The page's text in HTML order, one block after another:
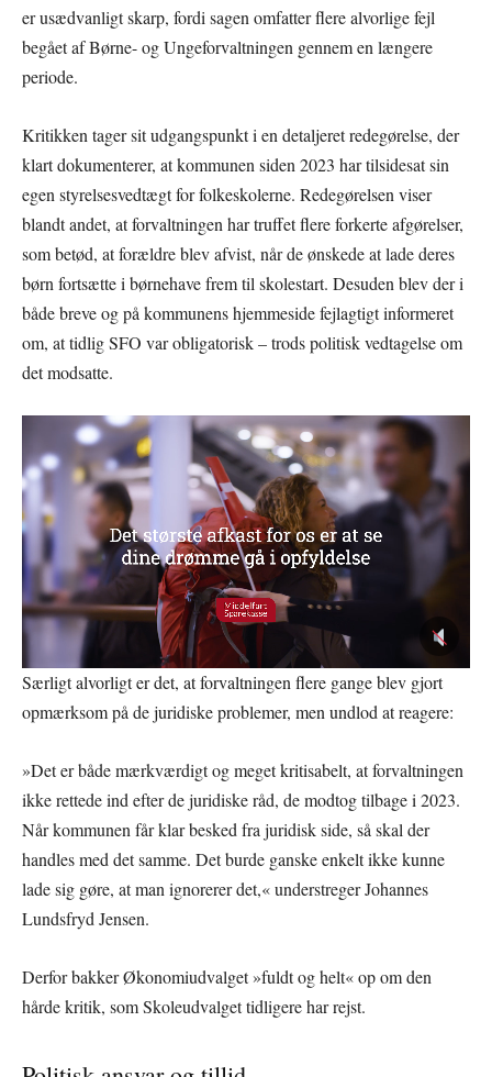
er usædvanligt skarp, fordi sagen omfatter flere alvorlige fejl
begået af Børne- og Ungeforvaltningen gennem en længere
periode.
Kritikken tager sit udgangspunkt i en detaljeret redegørelse, der
klart dokumenterer, at kommunen siden 2023 har tilsidesat sin
egen styrelsesvedtægt for folkeskolerne. Redegørelsen viser
blandt andet, at forvaltningen har truffet flere forkerte afgørelser,
som betød, at forældre blev afvist, når de ønskede at lade deres
børn fortsætte i børnehave frem til skolestart. Desuden blev der i
både breve og på kommunens hjemmeside fejlagtigt informeret
om, at tidlig SFO var obligatorisk – trods politisk vedtagelse om
det modsatte.
Særligt alvorligt er det, at forvaltningen flere gange blev gjort
opmærksom på de juridiske problemer, men undlod at reagere:
»Det er både mærkværdigt og meget kritisabelt, at forvaltningen
ikke rettede ind efter de juridiske råd, de modtog tilbage i 2023.
Når kommunen får klar besked fra juridisk side, så skal der
handles med det samme. Det burde ganske enkelt ikke kunne
lade sig gøre, at man ignorerer det,« understreger Johannes
Lundsfryd Jensen.
Derfor bakker Økonomiudvalget »fuldt og helt« op om den
hårde kritik, som Skoleudvalget tidligere har rejst.